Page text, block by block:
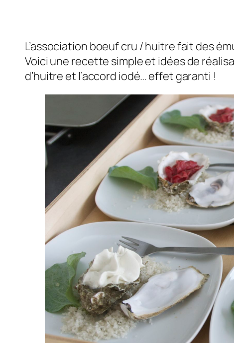
L’association boeuf cru / huitre fait des
Voici une recette simple et idées de
d’huitre et l’accord iodé… effet garanti !